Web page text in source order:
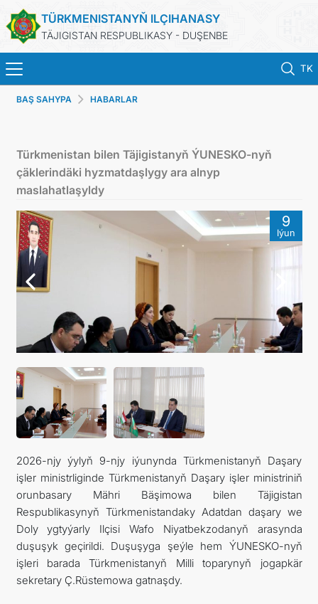
TÜRKMENISTANYŇ ILÇIHANASY
TÄJIGISTAN RESPUBLIKASY - DUŞENBE
TK
BAŞ SAHYPA
TÜRKMENISTAN
KONSULLYK HYZMATLARY
DIM
BAŞ SAHYPA HABARLAR
Türkmenistan bilen Täjigistanyň ÝUNESKO-nyň
çäklerindäki hyzmatdaşlygy ara alnyp
maslahatlaşyldy
9
Iýun
2026-njy ýylyň 9-njy iýunynda Türkmenistanyň Daşary
işler ministrliginde Türkmenistanyň Daşary işler ministriniň
orunbasary Mähri Bäşimowa bilen Täjigistan
Respublikasynyň Türkmenistandaky Adatdan daşary we
Doly ygtyýarly Ilçisi Wafo Niyatbekzodanyň arasynda
duşuşyk geçirildi. Duşuşyga şeýle hem ÝUNESKO-nyň
işleri barada Türkmenistanyň Milli toparynyň jogapkär
sekretary Ç.Rüstemowa gatnaşdy.